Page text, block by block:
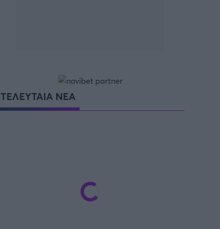
ΤΕΛΕΥΤΑΙΑ ΝΕΑ